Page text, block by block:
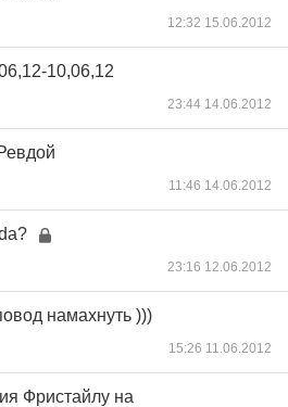
12:32 15.06.2012
10,06,12
23:44 14.06.2012
11:46 14.06.2012
23:16 12.06.2012
намахнуть )))
15:26 11.06.2012
Фристайлу на